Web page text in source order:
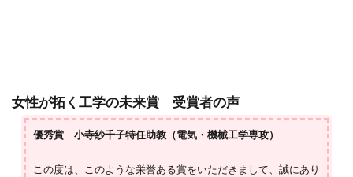
女性が拓く工学の未来賞 受賞者の声
優秀賞 小寺紗千子特任助教（電気・機械工学専攻）
この度は、このような栄誉ある賞をいただきまして、誠にあり